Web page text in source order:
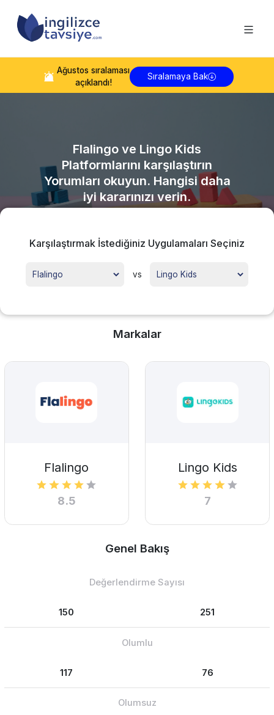
Ağustos sıralaması
açıklandı!
Sıralamaya Bak
Flalingo ve Lingo Kids
Platformlarını karşılaştırın
Yorumları okuyun. Hangisi daha
iyi kararınızı verin.
Karşılaştırmak İstediğiniz Uygulamaları Seçiniz
vs
Markalar
Flalingo
8.5
Lingo Kids
7
Genel Bakış
Değerlendirme Sayısı
150 251
Olumlu
117 76
Olumsuz